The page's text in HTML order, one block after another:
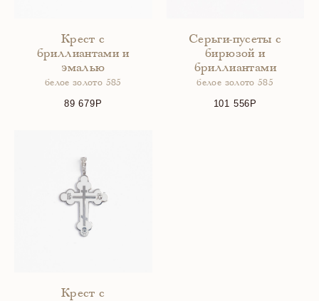
Крест с
бриллиантами и
эмалью
белое золото 585
89 679
Серьги-пусеты с
бирюзой и
бриллиантами
белое золото 585
101 556
Крест с